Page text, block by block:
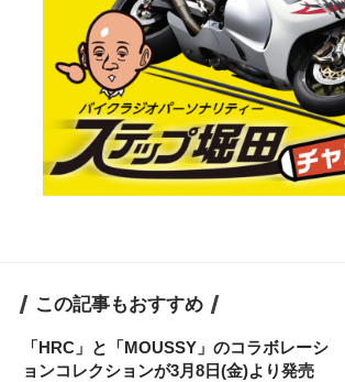
この記事もおすすめ
「HRC」と「MOUSSY」のコラボレーシ
ョンコレクションが3月8日(金)より発売